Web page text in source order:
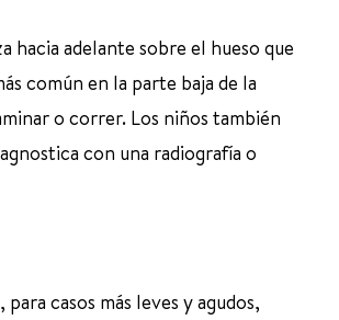
hacia adelante sobre el hueso que
común en la parte baja de la
o correr. Los niños también
con una radiografía o
casos más leves y agudos,